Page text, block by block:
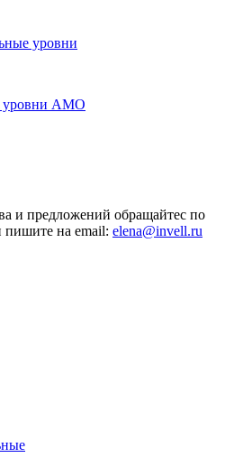
уровни
уровни AMO
и предложений обращайтес по
пишите на email: elena@invell.ru